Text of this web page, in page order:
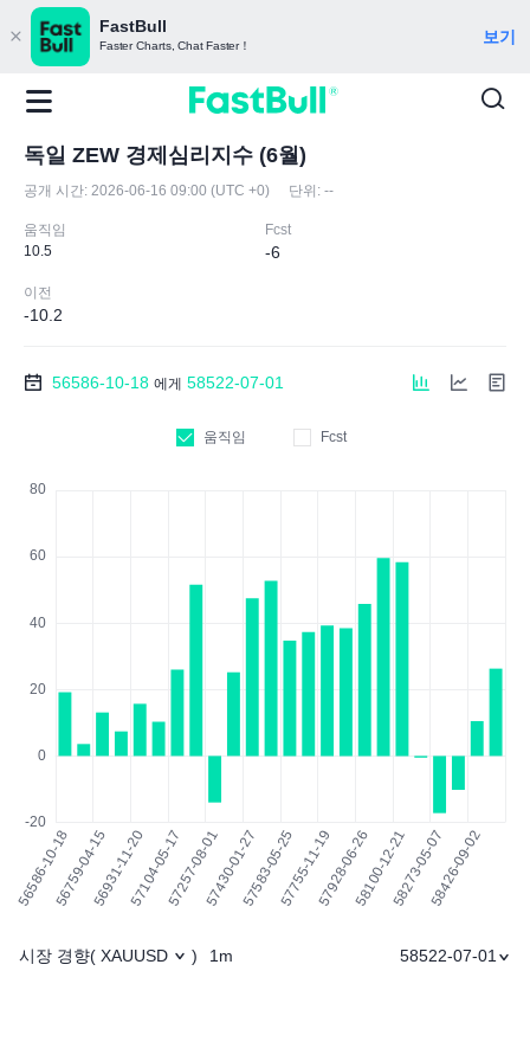
FastBull
Faster Charts, Chat Faster！ 보기
독일 ZEW 경제심리지수 (6월)
공개 시간: 2026-06-16 09:00 (UTC +0) 단위: --
움직임
10.5
Fcst
-6
이전
-10.2
56586-10-18 에게 58522-07-01
움직임 Fcst
시장 경향( XAUUSD ) 1m 58522-07-01